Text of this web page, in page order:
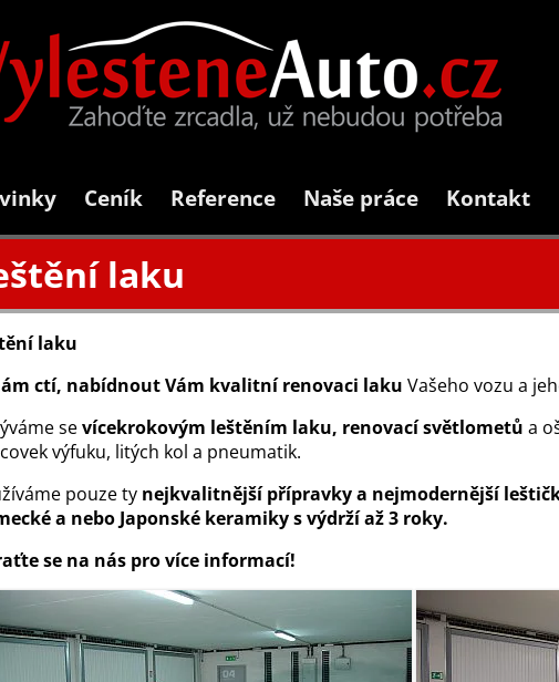
Ceník Reference Naše práce Kontakt
laku
laku
ctí, nabídnout Vám kvalitní renovaci laku Vašeho vozu a
sevícekrokovým leštěním laku, renovací světlometů a
výfuku, litých kol a pneumatik.
pouze ty nejkvalitnější přípravky a nejmodernější
a nebo Japonské keramiky s výdrží až 3 roky.
se na nás pro více informací!